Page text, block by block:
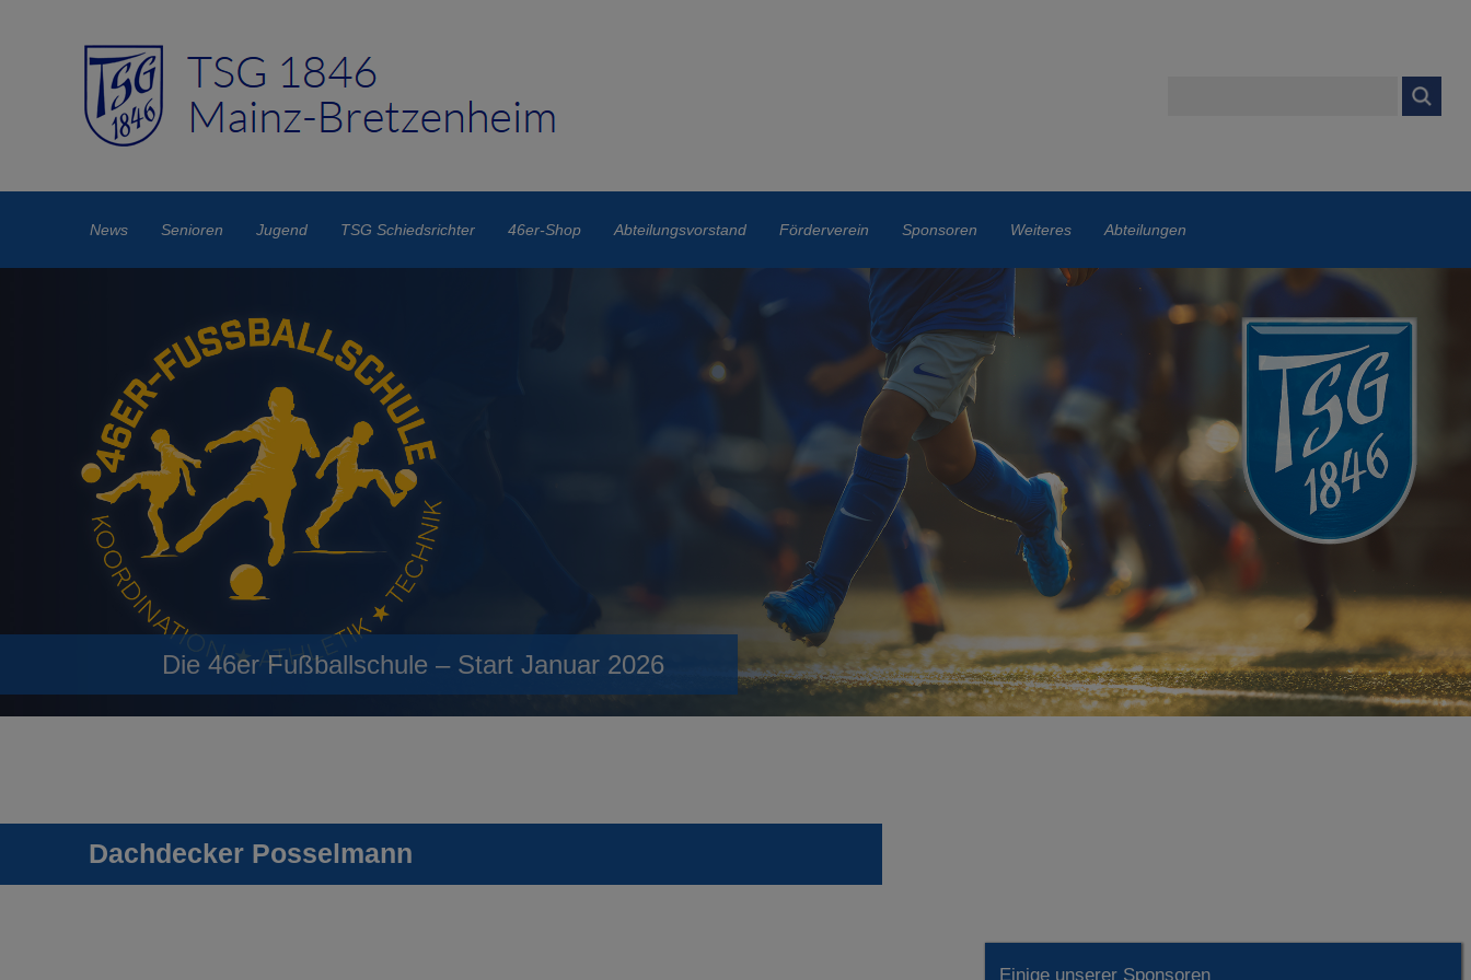
News Senioren Jugend TSG Schiedsrichter 46er-Shop Abteilungsvorstand Förderverein Sponsoren Weiteres Abteilungen
Die 46er Fußballschule – Start Januar 2026
Dachdecker Posselmann
Einige unserer Sponsoren